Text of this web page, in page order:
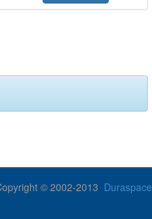
© 2002-2013 Duraspace